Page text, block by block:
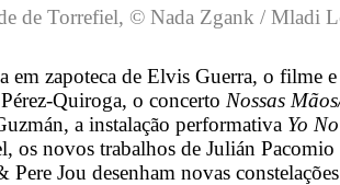
de Torrefiel, © Nada Zgank / Mladi
em zapoteca de Elvis Guerra, o filme
Quiroga, o concerto Nossas
a instalação performativa Yo
os novos trabalhos de Julián
Pere Jou desenham novas